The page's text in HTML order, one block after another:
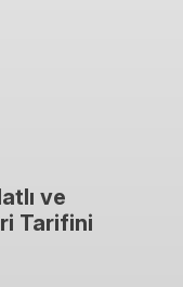
ve
Tarifini